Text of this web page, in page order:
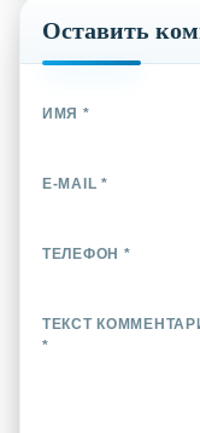
Оставить
ИМЯ *
E-MAIL *
ТЕЛЕФОН *
ТЕКСТ
*